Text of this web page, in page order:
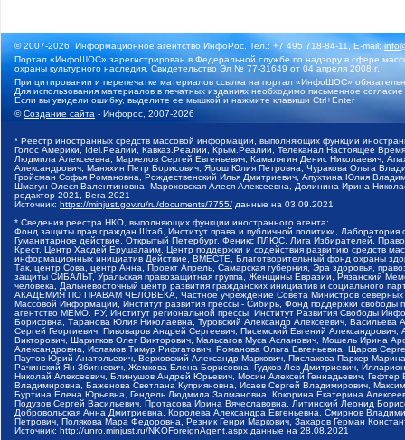
© 2007-2026, Информационное агентство ИнфоРос. Тел.: +7 495 718-84-11, E-mail:
Портал «ИнфоШОС» зарегистрирован в Федеральной службе по надзору в сфере
охраны культурного наследия. Свидетельство Эл № 77-31649 от 04 апреля 2008 г.
При цитировании и перепечатке материалов ссылка на портал «ИнфоШОС»
Для использования материалов в печатных изданиях необходимо письменное
Если вы увидели ошибку, выделите ее мышкой и нажмите клавиши Ctrl+Enter
©Создание сайта - Инфорос, 2007-2026
* Реестр иностранных средств массовой информации, выполняющих функции
Голос Америки, Idel.Реалии, Кавказ.Реалии, Крым.Реалии, Телеканал Настоящее
Людмила Алексеевна, Маркелов Сергей Евгеньевич, Камалягин Денис Николаевич,
Александрович, Маняхин Петр Борисович, Ярош Юлия Петровна, Чуракова Ольга
Гройсман Софья Романовна, Рождественский Илья Дмитриевич, Апухтина Юлия
Шмагун Олеся Валентиновна, Мароховская Алеся Алексеевна, Долинина Ирина
редактор 2021, Вега 2021
Источник: https://minjust.gov.ru/ru/documents/7755/ данные на 03.09.2021
* Сведения реестра НКО, выполняющих функции иностранного агента:
Фонд защиты прав граждан Штаб, Институт права и публичной политики,
Гуманитарное действие, Открытый Петербург, Феникс ПЛЮС, Лига Избирателей,
Крест, Центр Хасдей Ерушалаим, Центр поддержки и содействия развитию средств
информационных инициатив Действие, ВМЕСТЕ, Благотворительный фонд охраны
Так, центр Сова, центр Анна, Проект Апрель, Самарская губерния, Эра здоровья,
защиты СИБАЛЬТ, Уральская правозащитная группа, Женщины Евразии, Рязанский
человека, Дальневосточный центр развития гражданских инициатив и социального
АКАДЕМИЯ ПО ПРАВАМ ЧЕЛОВЕКА, Частное учреждение Совета Министров северных
Массовой Информации, Институт развития прессы - Сибирь, Фонд поддержки
агентство МЕМО. РУ, Институт региональной прессы, Институт Развития Свободы
Борисовна, Таранова Юлия Николаевна, Туровский Александр Алексеевич,
Сергей Георгиевич, Пивоваров Андрей Сергеевич, Писемский Евгений
Викторович, Шарипков Олег Викторович, Мальсагов Муса Асланович, Мошель Ирина
Александровна, Исламов Тимур Рифгатович, Романова Ольга Евгеньевна, Щаров
Паутов Юрий Анатольевич, Верховский Александр Маркович, Пислакова-Паркер
Рачинский Ян Збигневич, Жемкова Елена Борисовна, Гудков Лев Дмитриевич,
Николай Алексеевич, Блинушов Андрей Юрьевич, Мосин Алексей Геннадьевич,
Владимировна, Баженова Светлана Куприяновна, Исаев Сергей Владимирович,
Буртина Елена Юрьевна, Гендель Людмила Залмановна, Кокорина Екатерина
Подузов Сергей Васильевич, Протасова Ирина Вячеславовна, Литинский Леонид
Добровольская Анна Дмитриевна, Королева Александра Евгеньевна, Смирнов
Петрович, Полякова Мара Федоровна, Резник Генри Маркович, Захаров Герман
Источник: http://unro.minjust.ru/NKOForeignAgent.aspx данные на 28.08.2021